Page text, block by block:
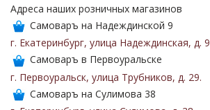
Адреса наших розничных магазинов
Самоваръ на Надеждинской 9
г. Екатеринбург, улица Надеждинская, д. 9
Самоваръ в Первоуральске
г. Первоуральск, улица Трубников, д. 29.
Самоваръ на Сулимова 38